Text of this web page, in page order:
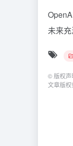
未来
© 版权声
文章版权